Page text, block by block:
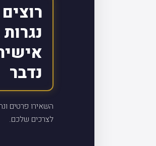
נדבר
השאירו פרטים
לצרכים שלכם.